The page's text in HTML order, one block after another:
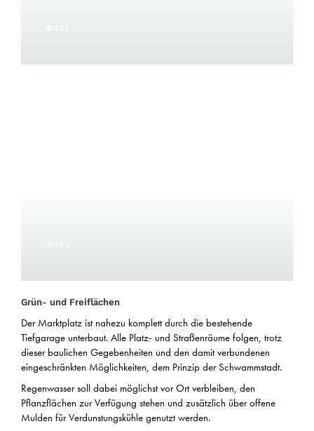
Grün- und Freiflächen
Der Marktplatz ist nahezu komplett durch die bestehende
Tiefgarage unterbaut. Alle Platz- und Straßenräume folgen, trotz
dieser baulichen Gegebenheiten und den damit verbundenen
eingeschränkten Möglichkeiten, dem Prinzip der Schwammstadt.
Regenwasser soll dabei möglichst vor Ort verbleiben, den
Pflanzflächen zur Verfügung stehen und zusätzlich über offene
Mulden für Verdunstungskühle genutzt werden.